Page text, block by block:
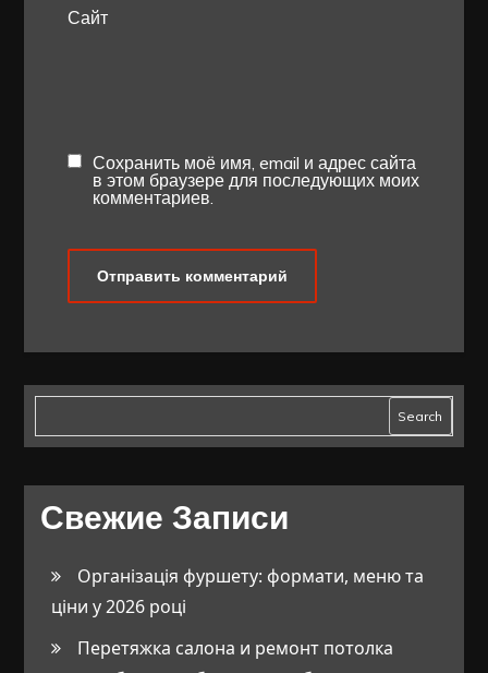
Сайт
Сохранить моё имя, email и адрес сайта
в этом браузере для последующих моих
комментариев.
Search
Свежие Записи
Організація фуршету: формати, меню та
ціни у 2026 році
Перетяжка салона и ремонт потолка